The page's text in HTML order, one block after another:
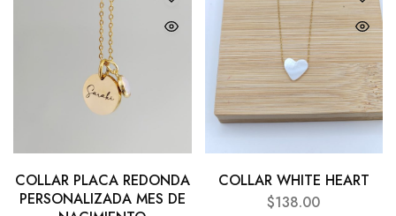
COLLAR PLACA REDONDA
PERSONALIZADA MES DE
COLLAR WHITE HEART
$138.00